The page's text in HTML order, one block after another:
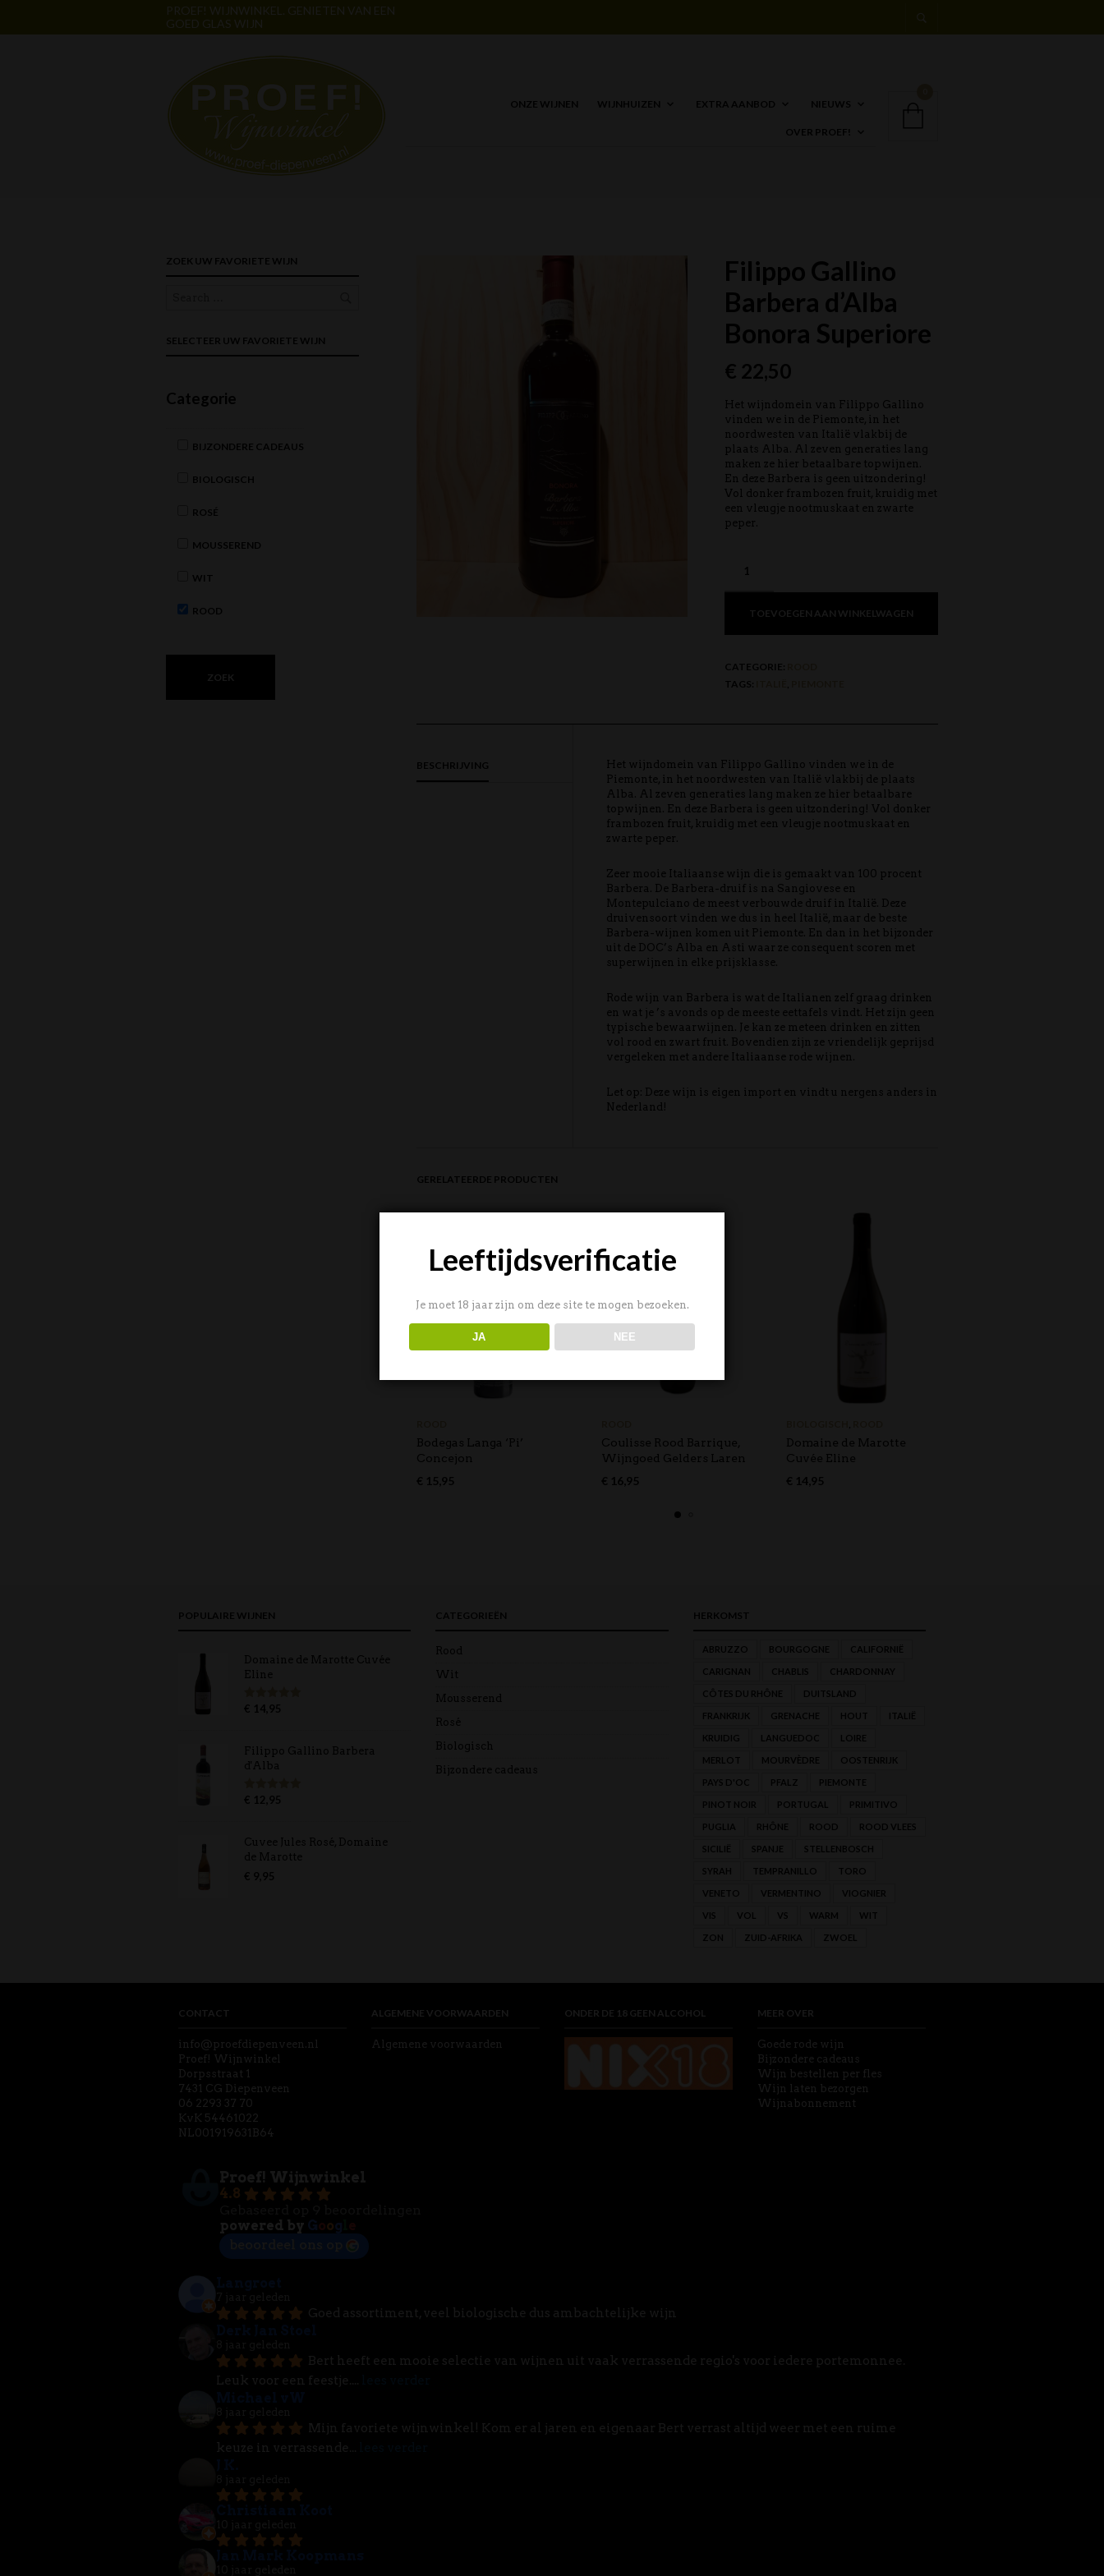
PROEF! WIJNWINKEL. GENIETEN VAN EEN
GOED GLAS WIJN
ONZE WIJNEN WIJNHUIZEN EXTRA AANBOD NIEUWS
OVER PROEF!
Filippo Gallino
Barbera d’Alba
Bonora Superiore
€ 22,50
Het wijndomein van Filippo Gallino
vinden we in de Piemonte, in het
noordwesten van Italië vlakbij de
plaats Alba. Al zeven generaties lang
maken ze hier betaalbare topwijnen.
En deze Barbera is geen uitzondering!
Vol donker frambozen fruit, kruidig met
een vleugje nootmuskaat en zwarte
peper.
TOEVOEGEN AAN WINKELWAGEN
CATEGORIE:
TAGS:
,
BESCHRIJVING
Het wijndomein van Filippo Gallino vinden we in de
Piemonte, in het noordwesten van Italië vlakbij de plaats
Alba. Al zeven generaties lang maken ze hier betaalbare
topwijnen. En deze Barbera is geen uitzondering! Vol donker
frambozen fruit, kruidig met een vleugje nootmuskaat en
zwarte peper.
Zeer mooie Italiaanse wijn die is gemaakt van 100 procent
Barbera. De Barbera-druif is na Sangiovese en
Montepulciano de meest verbouwde druif in Italië. Deze
druivensoort vinden we dus in heel Italië, maar de beste
Barbera-wijnen komen uit Piemonte. En dan in het bijzonder
uit de DOC’s Alba en Asti waar ze consequent scoren met
superwijnen in elke prijsklasse.
Rode wijn van Barbera is wat de Italianen zelf graag drinken
en wat je ’s avonds op de meeste eettafels vindt. Het zijn geen
typische bewaarwijnen. Je kan ze meteen drinken en zitten
vol rood en zwart fruit. Bovendien zijn ze vriendelijk geprijsd
vergeleken met andere Italiaanse rode wijnen.
Let op: Deze wijn is eigen import en vindt u nergens anders in
Nederland!
GERELATEERDE PRODUCTEN
Bodegas Langa ‘Pi’
Concejon
€ 15,95
Coulisse Rood Barrique,
Wijngoed Gelders Laren
€ 16,95
Domaine de Marotte
Cuvée Eline
€ 14,95
ZOEK UW FAVORIETE WIJN
SELECTEER UW FAVORIETE WIJN
Categorie
BIJZONDERE CADEAUS
BIOLOGISCH
ROSÉ
MOUSSEREND
WIT
ROOD
POPULAIRE WIJNEN
Domaine de Marotte Cuvée
Eline
Gewaardeerd
€ 14,95
Filippo Gallino Barbera
d'Alba
Gewaardeerd
€ 12,95
Cuvee Jules Rosé, Domaine
de Marotte
€ 9,95
CATEGORIEËN
Rood
Wit
Mousserend
Rosé
Biologisch
Bijzondere cadeaus
HERKOMST
ABRUZZO BOURGOGNE CALIFORNIË
CARIGNAN CHABLIS CHARDONNAY
CÔTES DU RHÔNE DUITSLAND
FRANKRIJK GRENACHE HOUT ITALIË
KRUIDIG LANGUEDOC LOIRE
MERLOT MOURVÈDRE OOSTENRIJK
PAYS D'OC PFALZ PIEMONTE
PINOT NOIR PORTUGAL PRIMITIVO
PUGLIA RHÔNE ROOD ROOD VLEES
SICILIË SPANJE STELLENBOSCH
SYRAH TEMPRANILLO TORO
VENETO VERMENTINO VIOGNIER
VIS VOL VS WARM WIT
ZON ZUID-AFRIKA ZWOEL
CONTACT
info@proefdiepenveen.nl
Proef! Wijnwinkel
Dorpsstraat 1
7431 CG Diepenveen
06 2293 37 70
KvK 54461022
NL001919631B64
ALGEMENE VOORWAARDEN
Algemene voorwaarden
ONDER DE 18 GEEN ALCOHOL MEER OVER
Goede rode wijn
Bijzondere cadeaus
Wijn bestellen per fles
Wijn laten bezorgen
Wijnabonnement
4.8
powered by
o
Leeftijdsverificatie
Je moet 18 jaar zijn om deze site te mogen bezoeken.
JA NEE